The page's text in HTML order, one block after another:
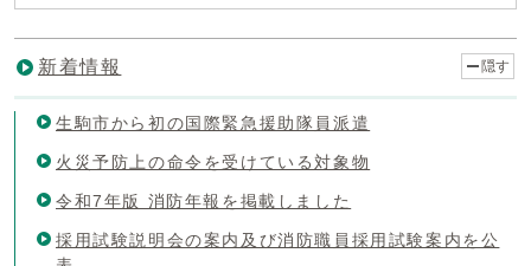
新着情報 隠す
生駒市から初の国際緊急援助隊員派遣
火災予防上の命令を受けている対象物
令和7年版 消防年報を掲載しました
採用試験説明会の案内及び消防職員採用試験案内を公